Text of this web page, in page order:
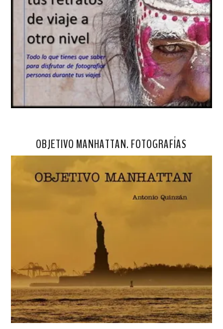
OBJETIVO MANHATTAN. FOTOGRAFÍAS